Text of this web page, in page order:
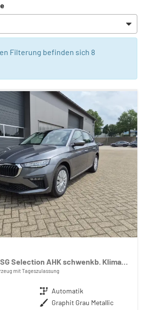
Filterung befinden sich 8
1.0 TSI 115PS DSG Selection AHK schwenkb. Klimaautomatik Sitzheizung PDC Rückf.Kamera Apple CarPlay Android Auto
mit Tageszulassung
Getriebe Automatik
Außenfarbe Graphit Grau Metallic